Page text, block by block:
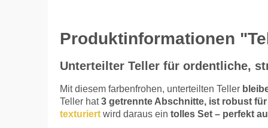
Produktinformationen
Unterteilter Teller für ordentliche,
Mit diesem farbenfrohen, unterteilten Teller
Teller hat3 getrennte Abschnitte, ist robust
texturiert wird daraus ein tolles Set – perfekt